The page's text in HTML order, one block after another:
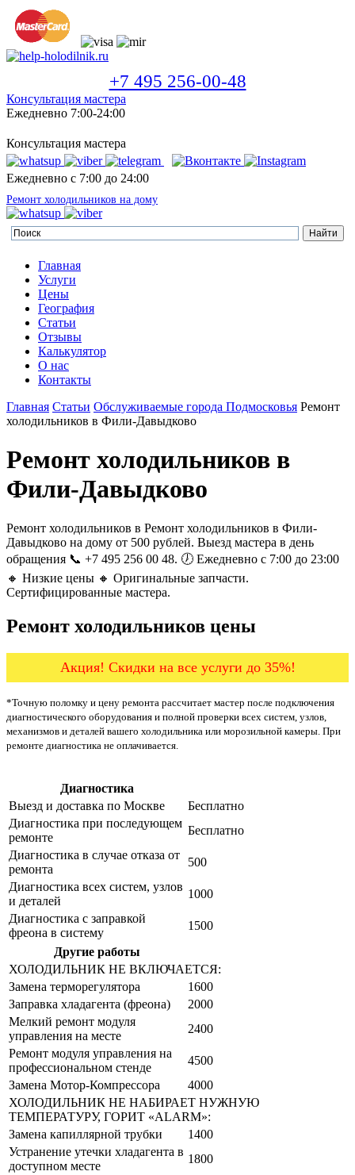
+7 495 256-00-48
Консультация мастера
Ежедневно 7:00-24:00
Консультация мастера
Ежедневно с 7:00 до 24:00
Ремонт холодильников на дому
Главная
Услуги
Цены
География
Статьи
Отзывы
Калькулятор
О нас
Контакты
Главная Статьи Обслуживаемые города Подмосковья Ремонт
холодильников в Фили-Давыдково
Ремонт холодильников в
Фили-Давыдково
Ремонт холодильников в Ремонт холодильников в Фили-
Давыдково на дому от 500 рублей. Выезд мастера в день
обращения 📞 +7 495 256 00 48. 🕖 Ежедневно с 7:00 до 23:00
🔸 Низкие цены 🔸 Оригинальные запчасти.
Сертифицированные мастера.
Ремонт холодильников цены
Акция! Скидки на все услуги до 35%!
*Точную поломку и цену ремонта рассчитает мастер после подключения
диагностического оборудования и полной проверки всех систем, узлов,
механизмов и деталей вашего холодильника или морозильной камеры. При
ремонте диагностика не оплачивается.
Диагностика
Выезд и доставка по Москве
Бесплатно
Диагностика при последующем
ремонте
Бесплатно
Диагностика в случае отказа от
ремонта
500
Диагностика всех систем, узлов
и деталей
1000
Диагностика с заправкой
фреона в систему
1500
Другие работы
ХОЛОДИЛЬНИК НЕ ВКЛЮЧАЕТСЯ:
Замена терморегулятора
1600
Заправка хладагента (фреона)
2000
Мелкий ремонт модуля
управления на месте
2400
Ремонт модуля управления на
профессиональном стенде
4500
Замена Мотор-Компрессора
4000
ХОЛОДИЛЬНИК НЕ НАБИРАЕТ НУЖНУЮ
ТЕМПЕРАТУРУ, ГОРИТ «ALARM»:
Замена капиллярной трубки
1400
Устранение утечки хладагента в
доступном месте
1800